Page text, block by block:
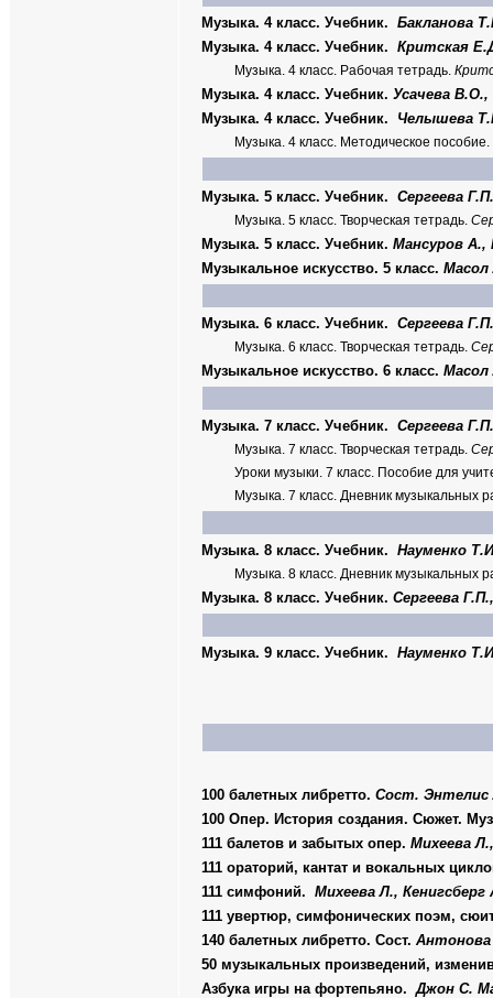
Музыка. 4 класс. Учебник. Бакланова
Музыка. 4 класс. Учебник. Критская
Музыка. 4 класс. Рабочая тетрадь.
Музыка. 4 класс. Учебник. Усачева
Музыка. 4 класс. Учебник. Челышева
Музыка. 4 класс. Методическое пособие.
Музыка. 5 класс. Учебник. Сергеева
Музыка. 5 класс. Творческая тетрадь.
Музыка. 5 класс. Учебник. Мансуров А.,
Музыкальное искусство. 5 класс.
Музыка. 6 класс. Учебник. Сергеева
Музыка. 6 класс. Творческая тетрадь.
Музыкальное искусство. 6 класс.
Музыка. 7 класс. Учебник. Сергеева
Музыка. 7 класс. Творческая тетрадь.
Уроки музыки. 7 класс. Пособие для
Музыка. 7 класс. Дневник музыкальных
Музыка. 8 класс. Учебник. Науменко
Музыка. 8 класс. Дневник музыкальных
Музыка. 8 класс. Учебник. Сергеева
Музыка. 9 класс. Учебник. Науменко
100 балетных либретто. Сост. Энтелис
100 Опер. История создания. Сюжет.
111 балетов и забытых опер. Михеева
111 ораторий, кантат и вокальных
111 симфоний. Михеева Л., Кенигсберг
111 увертюр, симфонических поэм,
140 балетных либретто. Сост. Антонова
50 музыкальных произведений,
Азбука игры на фортепьяно.Джон С.